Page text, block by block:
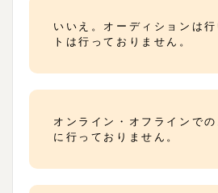
いいえ。オーディションは
トは行っておりません。
オンライン・オフラインで
に行っておりません。